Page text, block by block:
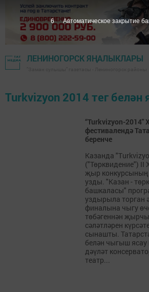
ЛЕНИНОГОРСК ЯҢАЛЫКЛАРЫ
Turkvizyon 2014 тег белән
“Turkvizyon-
фестивалендә
беренче
Казанда
("Төрквидение") II
җыр
узды. "Казан -
башкаласы"
уздырыла торган
финалына чыгу
төбәгеннән
сәләтләрен
сынашты.
белән чыгыш
дәүләт
театр...
6 Автоматическое закрытие